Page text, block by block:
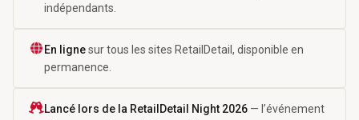
indépendants.
En lignesur tous les sites RetailDetail, disponible en
permanence.
Lancé lors de la RetailDetail Night 2026 — l’événement